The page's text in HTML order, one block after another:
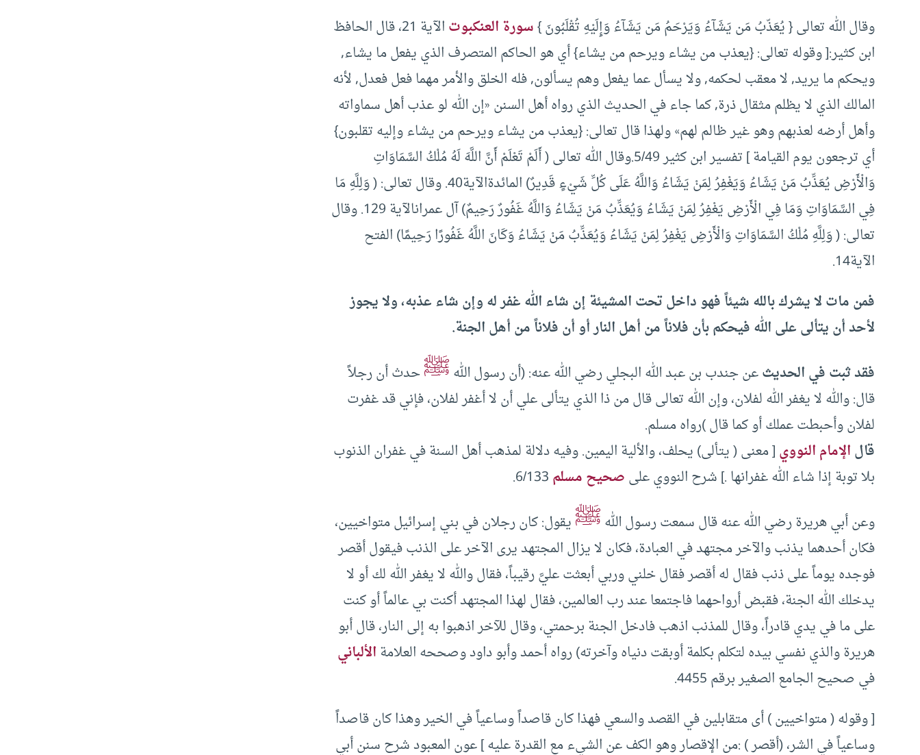
وقال الله تعالى { يُعَذّبُ مَن يَشَآءُ وَيَرْحَمُ مَن يَشَآءُ وَإِلَيْهِ تُقْلَبُونَ }سورة العنكبوت
الآية 21، قال الحافظ
ابن كثير:[ وقوله تعالى: {يعذب من يشاء ويرحم من يشاء} أي هو الحاكم المتصرف الذي يفعل ما يشاء,
ويحكم ما يريد, لا معقب لحكمه, ولا يسأل عما يفعل وهم يسألون, فله الخلق والأمر مهما فعل فعدل, لأنه
المالك الذي لا يظلم مثقال ذرة, كما جاء في الحديث الذي رواه أهل السنن «إن الله لو عذب أهل سماواته
وأهل أرضه لعذبهم وهو غير ظالم لهم» ولهذا قال تعالى: {يعذب من يشاء ويرحم من يشاء وإليه تقلبون}
أي ترجعون يوم القيامة ] تفسير ابن كثير 5/49.وقال الله تعالى ( أَلَمْ تَعْلَمْ أَنَّ اللَّهَ لَهُ مُلْكُ السَّمَاوَاتِ
وَالْأَرْضِ يُعَذِّبُ مَنْ يَشَاءُ وَيَغْفِرُ لِمَنْ يَشَاءُ وَاللَّهُ عَلَى كُلِّ شَيْءٍ قَدِيرٌ) المائدةالآية40. وقال تعالى: ( وَلِلَّهِ مَا
فِي السَّمَاوَاتِ وَمَا فِي الْأَرْضِ يَغْفِرُ لِمَنْ يَشَاءُ وَيُعَذِّبُ مَنْ يَشَاءُ وَاللَّهُ غَفُورٌ رَحِيمٌ) آل عمرانالآية 129. وقال
تعالى: ( وَلِلَّهِ مُلْكُ السَّمَاوَاتِ وَالْأَرْضِ يَغْفِرُ لِمَنْ يَشَاءُ وَيُعَذِّبُ مَنْ يَشَاءُ وَكَانَ اللَّهُ غَفُورًا رَحِيمًا) الفتح
الآية14.
فمن مات لا يشرك بالله شيئاً فهو داخل تحت المشيئة إن شاء الله غفر له وإن شاء عذبه، ولا يجوز
لأحد أن يتألى على الله فيحكم بأن فلاناً من أهل النار أو أن فلاناً من أهل الجنة.
فقد ثبت في الحديثعن جندب بن عبد الله البجلي رضي الله عنه: (أن رسول اللهﷺحدث أن رجلاً
قال: والله لا يغفر الله لفلان، وإن الله تعالى قال من ذا الذي يتألى علي أن لا أغفر لفلان، فإني قد غفرت
لفلان وأحبطت عملك أو كما قال )رواه مسلم.
قالالإمام النووي[ معنى ( يتألى) يحلف، والألية اليمين. وفيه دلالة لمذهب أهل السنة في غفران الذنوب
بلا توبة إذا شاء الله غفرانها .] شرح النووي علىصحيح مسلم
وعن أبي هريرة رضي الله عنه قال سمعت رسول اللهﷺيقول: كان رجلان في بني إسرائيل متواخيين،
فكان أحدهما يذنب والآخر مجتهد في العبادة، فكان لا يزال المجتهد يرى الآخر على الذنب فيقول أقصر
فوجده يوماً على ذنب فقال له أقصر فقال خلني وربي أبعثت عليَّ رقيباً، فقال والله لا يغفر الله لك أو لا
يدخلك الله الجنة، فقبض أرواحهما فاجتمعا عند رب العالمين، فقال لهذا المجتهد أكنت بي عالماً أو كنت
على ما في يدي قادراً، وقال للمذنب اذهب فادخل الجنة برحمتي، وقال للآخر اذهبوا به إلى النار، قال أبو
هريرة والذي نفسي بيده لتكلم بكلمة أوبقت دنياه وآخرته) رواه أحمد وأبو داود وصححه العلامةالألباني
في صحيح الجامع الصغير برقم 4455.
[ وقوله ( متواخيين ) أى متقابلين في القصد والسعي فهذا كان قاصداً وساعياً في الخير وهذا كان قاصداً
وساعياً في الشر، (أقصر ) :من الإقصار وهو الكف عن الشيء مع القدرة عليه ] عون المعبود شرح سنن أبي